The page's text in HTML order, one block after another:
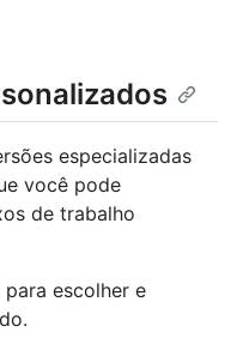
especializadas
você pode
de trabalho
para escolher e